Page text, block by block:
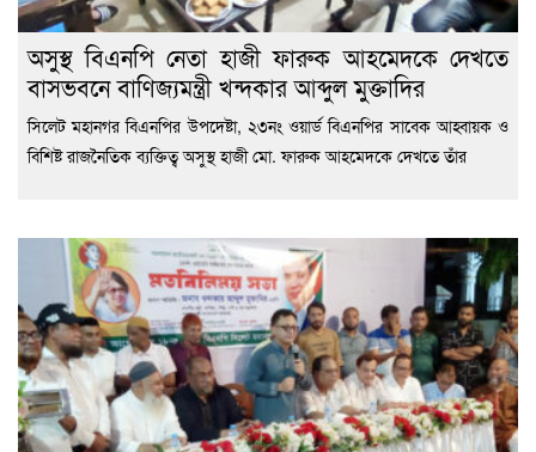
অসুস্থ বিএনপি নেতা হাজী ফারুক আহমেদকে দেখতে
বাসভবনে বাণিজ্যমন্ত্রী খন্দকার আব্দুল মুক্তাদির
সিলেট মহানগর বিএনপির উপদেষ্টা, ২৩নং ওয়ার্ড বিএনপির সাবেক আহ্বায়ক ও
বিশিষ্ট রাজনৈতিক ব্যক্তিত্ব অসুস্থ হাজী মো. ফারুক আহমেদকে দেখতে তাঁর